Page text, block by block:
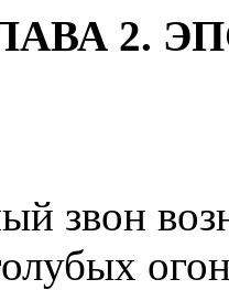
2.
звон